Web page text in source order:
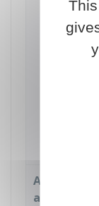
Adjoint
au maire